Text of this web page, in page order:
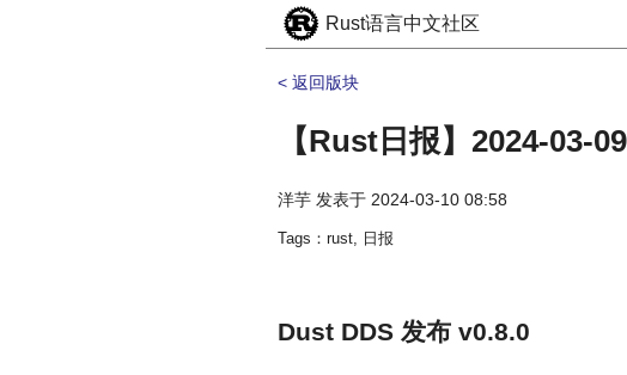
Rust语言中文社区
< 返回版块
【Rust日报】2024-03-
洋芋 发表于 2024-03-10 08:58
Tags：rust, 日报
Dust DDS 发布 v0.8.0